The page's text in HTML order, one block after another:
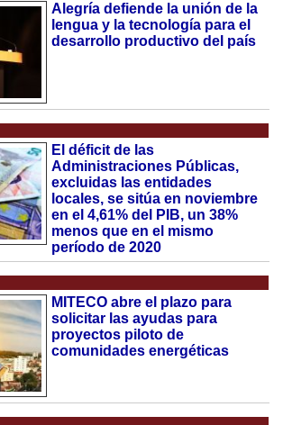
Alegría defiende la unión de la
lengua y la tecnología para el
desarrollo productivo del país
El déficit de las
Administraciones Públicas,
excluidas las entidades
locales, se sitúa en noviembre
en el 4,61% del PIB, un 38%
menos que en el mismo
período de 2020
MITECO abre el plazo para
solicitar las ayudas para
proyectos piloto de
comunidades energéticas